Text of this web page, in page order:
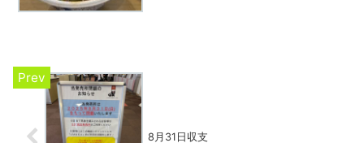
8月31日収支